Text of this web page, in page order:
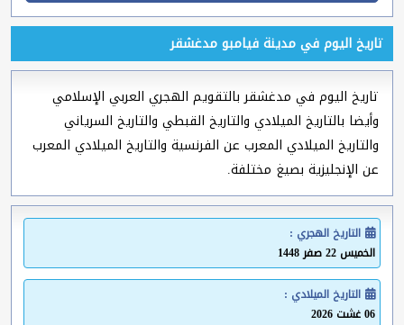
تاريخ اليوم في مدينة فيامبو مدغشقر
تاريخ اليوم في مدغشقر بالتقويم الهجري العربي الإسلامي
وأيضا بالتاريخ الميلادي والتاريخ القبطي والتاريخ السرياني
والتاريخ الميلادي المعرب عن الفرنسية والتاريخ الميلادي المعرب
عن الإنجليزية بصيغ مختلفة.
التاريخ الهجري :
الخميس 22 صفر 1448
التاريخ الميلادي :
06 غشت 2026